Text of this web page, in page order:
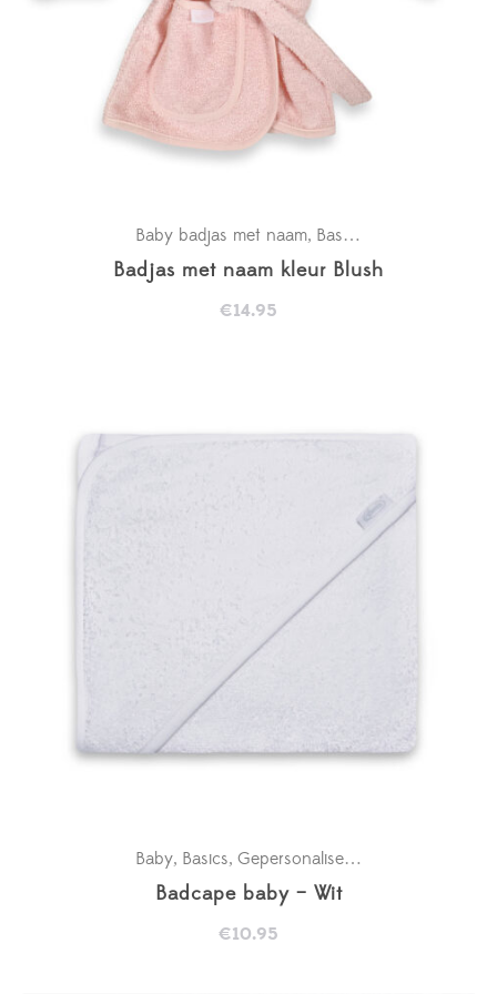
Baby badjas met naam, Basics
Badjas met naam kleur Blush
€14.95
Baby, Basics, Gepersonaliseerde badcapes
Badcape baby – Wit
€10.95